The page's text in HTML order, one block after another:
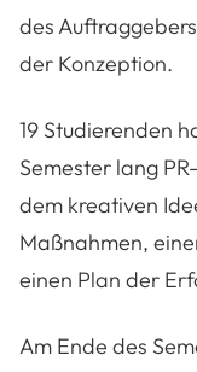
des
der Konzeption.
19 Studierenden
Semester lang
dem kreativen
Maßnahmen,
einen Plan der
Am Ende des